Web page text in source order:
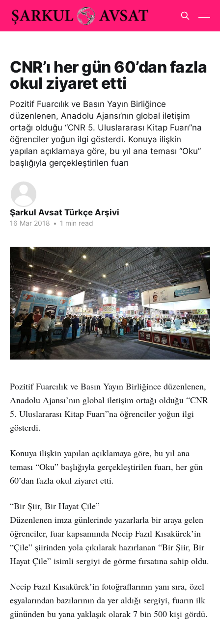
CNR’ı her gün 60’dan fazla
okul ziyaret etti
Pozitif Fuarcılık ve Basın Yayın Birliğince
düzenlenen, Anadolu Ajansı’nın global iletişim
ortağı olduğu “CNR 5. Uluslararası Kitap Fuarı”na
öğrenciler yoğun ilgi gösterdi. Konuya ilişkin
yapılan açıklamaya göre, bu yıl ana teması “Oku”
başlığıyla gerçekleştirilen fuarı
Şarkul Avsat Türkçe Arşivi
16 Mar 2018 • 1 min read
Pozitif Fuarcılık ve Basın Yayın Birliğince düzenlenen,
Anadolu Ajansı’nın global iletişim ortağı olduğu “CNR
5. Uluslararası Kitap Fuarı”na öğrenciler yoğun ilgi
gösterdi.
Konuya ilişkin yapılan açıklamaya göre, bu yıl ana
teması “Oku” başlığıyla gerçekleştirilen fuarı, her gün
60’dan fazla okul ziyaret etti.
“Bir Şiir, Bir Hayat Çile”
Düzenlenen imza günlerinde yazarlarla bir araya gelen
öğrenciler, fuar kapsamında Necip Fazıl Kısakürek’in
“Çile” şiirinden yola çıkılarak hazırlanan “Bir Şiir, Bir
Hayat Çile” isimli sergiyi de görme fırsatına sahip oldu.
Necip Fazıl Kısakürek’in fotoğraflarının yanı sıra, özel
eşyalarından bazılarının da yer aldığı sergiyi, fuarın ilk
gününden bu yana yaklaşık olarak 7 bin 500 kişi gördü.